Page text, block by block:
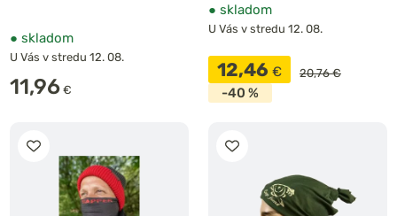
● skladom
U Vás v stredu 12. 08.
11,96 €
● skladom
U Vás v stredu 12. 08.
12,46 € 20,76 €
-40 %